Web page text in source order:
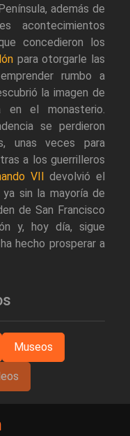
además de
acontecimientos
concedieron los
para otorgarle las
rumbo a
la imagen de
en el monasterio.
se perdieron
unas veces para
a los guerrilleros
VII devolvió el
sin la mayoría de
de San Francisco
y, hoy día, sigue
hecho prosperar a
Museos